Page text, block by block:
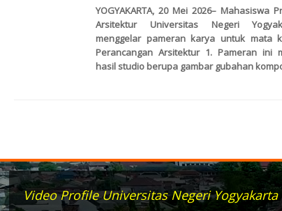
YOGYAKARTA, 20 Mei 2026– Mahasiswa
Arsitektur Universitas Negeri
menggelar pameran karya untuk mata
Perancangan Arsitektur 1. Pameran ini
hasil studio berupa gambar gubahan
Video Profile Universitas Negeri Yogyakarta